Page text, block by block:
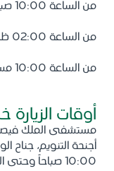
من الساعة 10:00 صباحاً إلى الساعة 11:30 صباحًا
من الساعة 02:00 ظهرًا إلى الساعة 03:00 عصرًا
من الساعة 10:00 مساءً إلى الساعة 11:30 مساءً
أوقات
مستشفى الملك فيصل
أجنحة التنويم، جناح
10:00 صباحاً وحتى الساعة 10:00 مساءً